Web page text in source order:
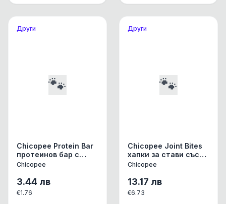
Други
🐾
Chicopee Protein Bar
протеинов бар с
пилешко, ябълки и
Chicopee
3.44 лв
€1.76
Други
🐾
Chicopee Joint Bites
хапки за стави със
зеленоусти миди и
Chicopee
13.17 лв
€6.73